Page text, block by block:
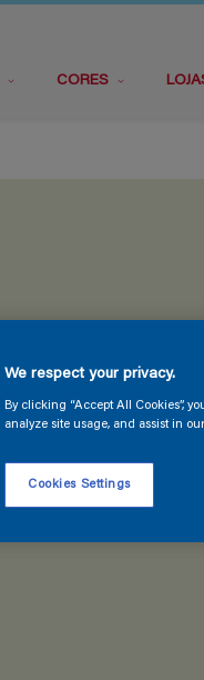
CORES
We respect your privacy.
By clicking “Accept All Cookies”,
analyze site usage, and assist in
Cookies Settings